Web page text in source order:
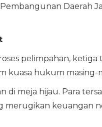
Daerah
pelimpahan,
kuasa hukum masing-
di meja hijau. Para
merugikan keuangan